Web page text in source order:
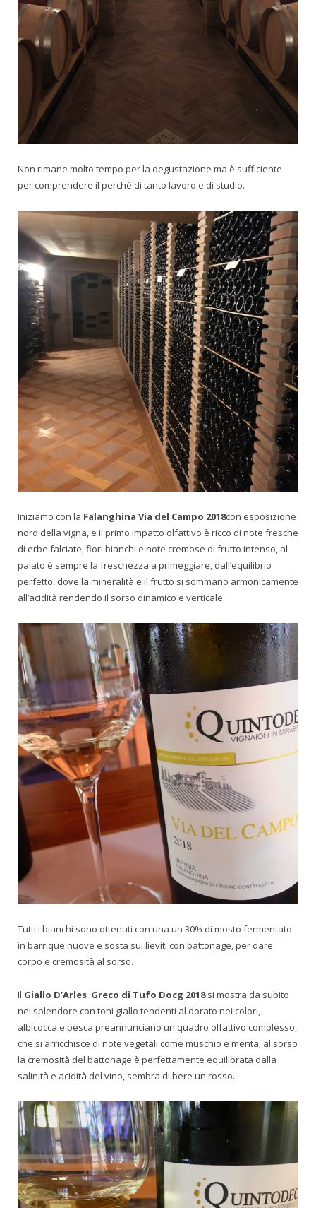
Non rimane molto tempo per la degustazione ma è sufficiente
per comprendere il perché di tanto lavoro e di studio.
Iniziamo con la Falanghina Via del Campo 2018con esposizione
nord della vigna, e il primo impatto olfattivo è ricco di note fresche
di erbe falciate, fiori bianchi e note cremose di frutto intenso, al
palato è sempre la freschezza a primeggiare, dall’equilibrio
perfetto, dove la mineralità e il frutto si sommano armonicamente
all’acidità rendendo il sorso dinamico e verticale.
Tutti i bianchi sono ottenuti con una un 30% di mosto fermentato
in barrique nuove e sosta sui lieviti con battonage, per dare
corpo e cremosità al sorso.
Il Giallo D’Arles Greco di Tufo Docg 2018si mostra da subito
nel splendore con toni giallo tendenti al dorato nei colori,
albicocca e pesca preannunciano un quadro olfattivo complesso,
che si arricchisce di note vegetali come muschio e menta; al sorso
la cremosità del battonage è perfettamente equilibrata dalla
salinità e acidità del vino, sembra di bere un rosso.